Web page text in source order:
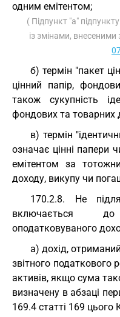
одним емітентом;
( Підпункт "а"
із змінами, внесеними
б) термін "пакет
цінний папір,
також сукупність
фондових та товарних
в) термін
означає цінні папери
емітентом за
доходу, викупу чи
170.2.8. Не
включається
оподатковуваного
а) дохід,
звітного податкового
активів, якщо сума
визначену в абзаці
169.4 статті 169 цього